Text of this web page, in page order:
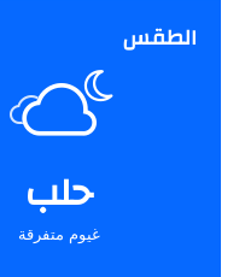
الطقس
حلب
غيوم متفرقة